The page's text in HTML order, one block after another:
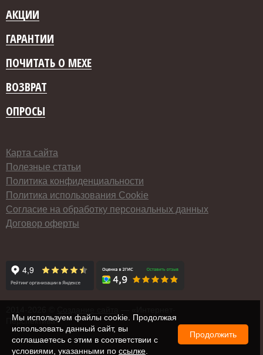
АКЦИИ
ГАРАНТИИ
ПОЧИТАТЬ О МЕХЕ
ВОЗВРАТ
ОПРОСЫ
Карта сайта
Полезные статьи
Политика конфиденциальности
Политика использования Cookie
Согласие на обработку персональных данных
Договор оферты
Перспектива»
Мы используем файлы cookie. Продолжая
использовать данный сайт, вы
соглашаетесь с этим в соответствии с
условиями, указанными по ссылке
Продолжить